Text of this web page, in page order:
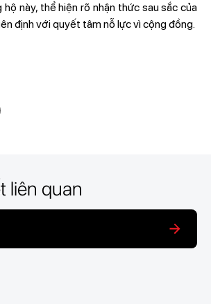
hộ này, thể hiện rõ nhận thức sau sắc của
định với quyết tâm nỗ lực vì cộng đồng.
liên quan